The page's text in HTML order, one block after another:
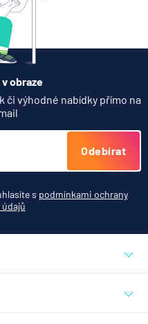
obraze
či výhodné nabídky přímo na
Odebírat
s podmínkami ochrany